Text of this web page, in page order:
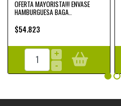
OFERTA MAYORISTA!!! ENVASE
HAMBURGUESA BAGA..
$54.823
+
-